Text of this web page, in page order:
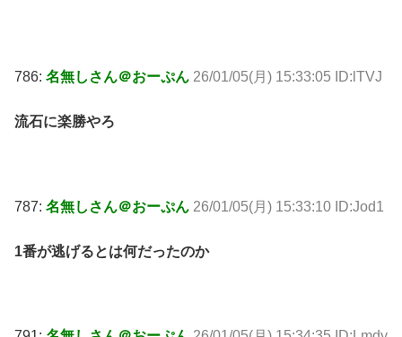
786: 名無しさん＠おーぷん 26/01/05(月) 15:33:05 ID:lTVJ
流石に楽勝やろ
787: 名無しさん＠おーぷん 26/01/05(月) 15:33:10 ID:Jod1
1番が逃げるとは何だったのか